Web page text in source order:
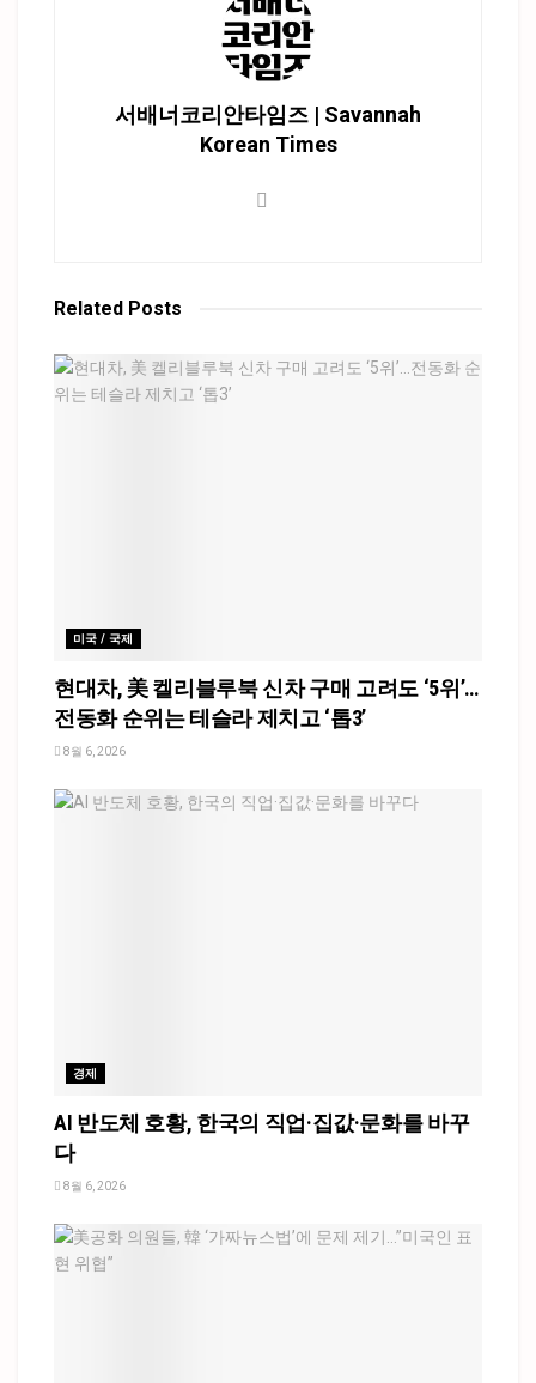
서배너코리안타임즈 | Savannah
Korean Times
Related Posts
미국 / 국제
현대차, 美 켈리블루북 신차 구매 고려도 ‘5위’…
전동화 순위는 테슬라 제치고 ‘톱3’
8월 6, 2026
경제
AI 반도체 호황, 한국의 직업·집값·문화를 바꾸
다
8월 6, 2026